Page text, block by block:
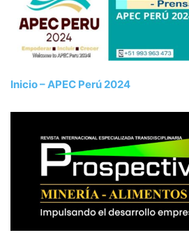
Inicio – APEC Perú 2024